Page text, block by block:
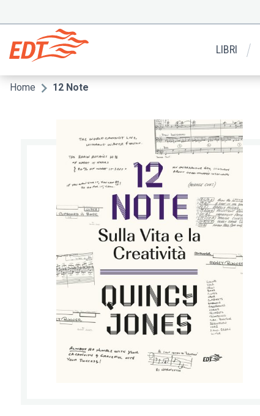
contenuto
principale
Menu
secondario
LIBRI
Briciole
Home 12 Note